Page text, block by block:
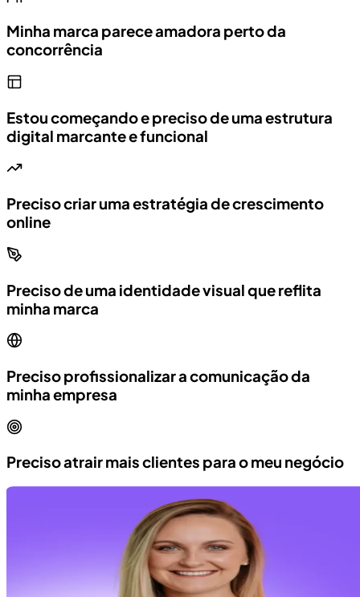
Minha marca parece amadora perto da
concorrência
Estou começando e preciso de uma estrutura
digital marcante e funcional
Preciso criar uma estratégia de crescimento
online
Preciso de uma identidade visual que reflita
minha marca
Preciso profissionalizar a comunicação da
minha empresa
Preciso atrair mais clientes para o meu negócio